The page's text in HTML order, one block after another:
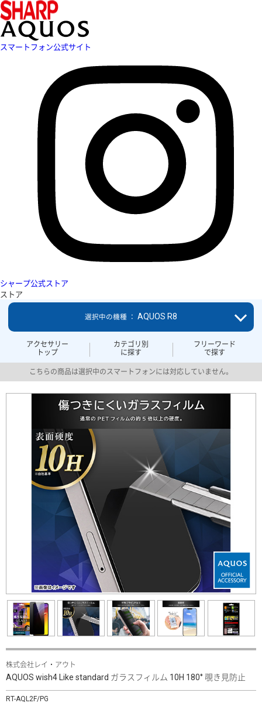
スマートフォン公式サイト
シャープ公式ストア
ストア
アクセサリー
トップ
カテゴリ別
に探す
フリーワード
で探す
選択中の機種 ： AQUOS R8
こちらの商品は選択中のスマートフォンには対応していません。
株式会社レイ・アウト
AQUOS wish4 Like standard ガラスフィルム 10H 180° 覗き見防止
RT-AQL2F/PG